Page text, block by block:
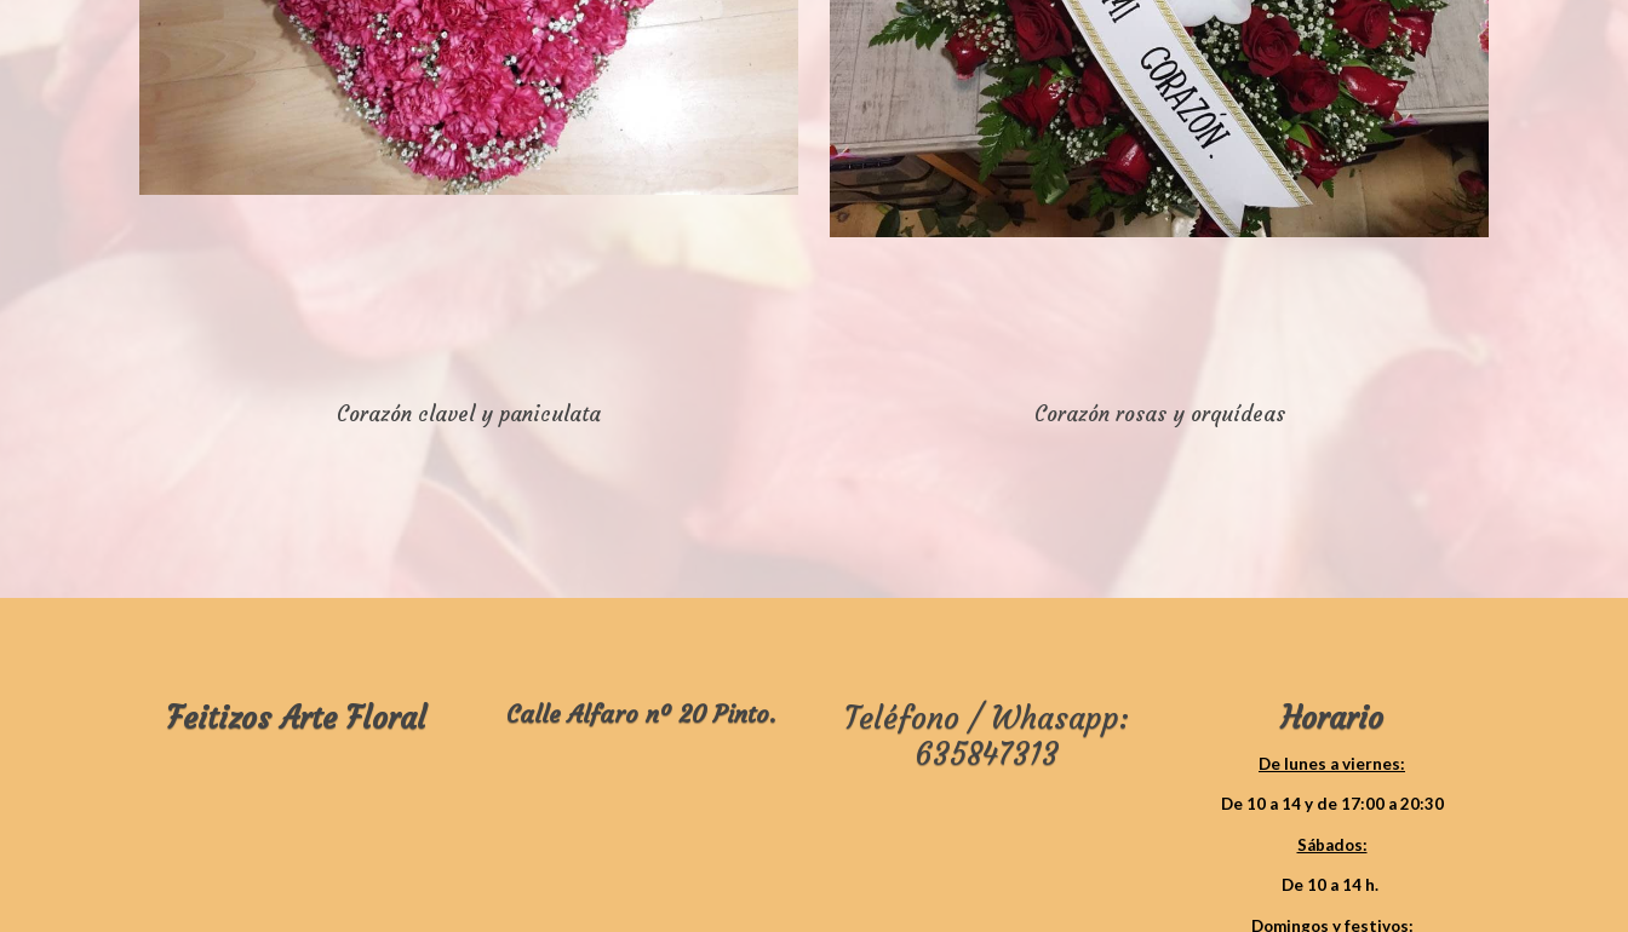
Corazón clavel y paniculata Corazón rosas y orquídeas
Feitizos Arte Floral Calle Alfaro nº 20 Pinto.
Teléfono / Whasapp:
635847313
Horario
De lunes a viernes:
De 10 a 14 y de 17:00 a 20:30
Sábados:
De 10 a 14 h.
Domingos y festivos: